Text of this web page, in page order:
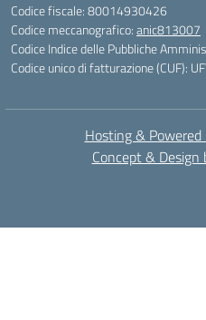
Codice fiscale: 80014930426
Codice meccanografico:anic813007
Codice Indice delle Pubbliche
Codice unico di fatturazione (CUF):
Hosting & Powered
Concept &